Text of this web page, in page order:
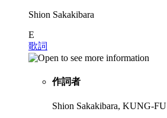
Shion Sakakibara
E
歌詞
作詞者
Shion Sakakibara, KUNG-FU